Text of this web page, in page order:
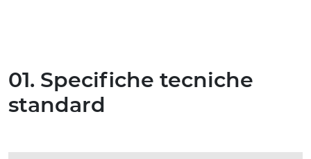
01. Specifiche tecniche
standard